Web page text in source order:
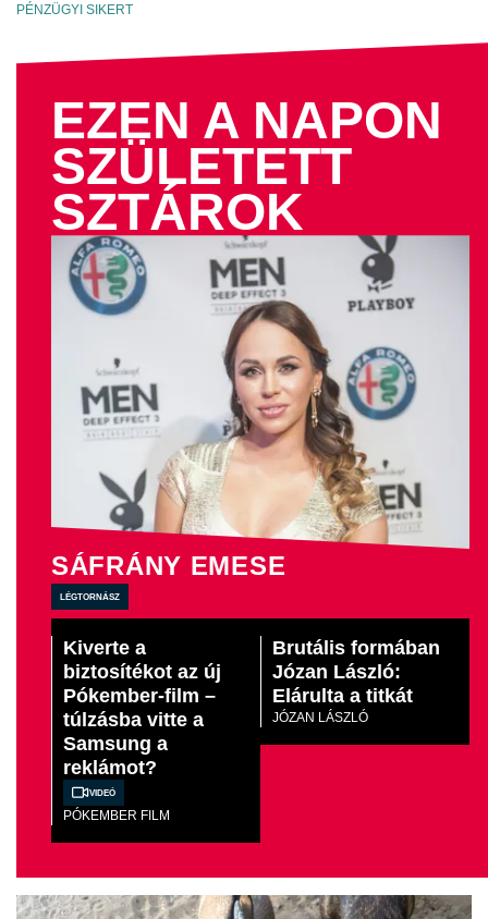
PÉNZÜGYI SIKERT
EZEN A NAPON
SZÜLETETT
SZTÁROK
SÁFRÁNY EMESE
légtornász
Kiverte a
biztosítékot az új
Pókember-film –
túlzásba vitte a
Samsung a
reklámot?
Videó
PÓKEMBER FILM
Brutális formában
Józan László:
Elárulta a titkát
JÓZAN LÁSZLÓ